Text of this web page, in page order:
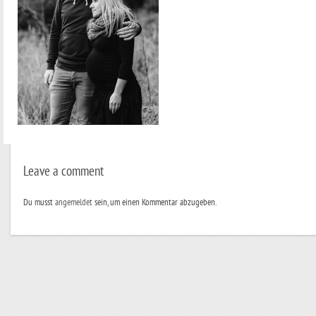
Leave a comment
Du musstangemeldetsein, um einen Kommentar abzugeben.